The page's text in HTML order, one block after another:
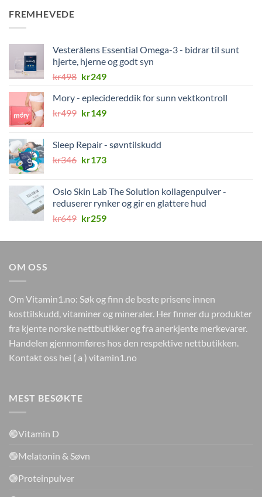
FREMHEVEDE
Vesterålens Essential Omega-3 - bidrar til sunt
hjerte, hjerne og godt syn
kr498 Opprinnelig
var:
kr498.
kr249Nåværende
er:
kr249.
Mory - eplecidereddik for sunn vektkontroll
kr499 Opprinnelig
kr499.
kr149Nåværende
kr149.
Sleep Repair - søvntilskudd
kr346 Opprinnelig
kr346.
kr173Nåværende
kr173.
Oslo Skin Lab The Solution kollagenpulver -
reduserer rynker og gir en glattere hud
kr649 Opprinnelig
var:
kr259Nåværende
er:
OM OSS
Om Vitamin1.no: Søk og finn de beste prisene innen
kosttilskudd, vitaminer og mineraler. Her finner du produkter
fra kjente norske nettbutikker og fra anerkjente merkevarer.
Handelen gjennomføres hos den respektive nettbutikken.
Kontakt oss hei ( a ) vitamin1.no
MEST BESØKTE
🟢Vitamin D
🟢Melatonin & Søvn
🟢Proteinpulver